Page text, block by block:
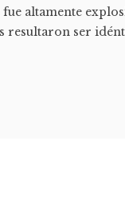
altamente
resultaron ser